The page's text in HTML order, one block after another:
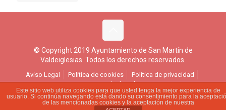
© Copyright 2019 Ayuntamiento de San Martín de
Valdeiglesias. Todos los derechos reservados.
Aviso Legal Política de cookies
Política de privacidad
Ejercicio de derechos
Este sitio web utiliza cookies para que usted tenga la mejor experiencia de
usuario. Si continúa navegando está dando su consentimiento para la
de las mencionadas cookies y la aceptación de nuestra